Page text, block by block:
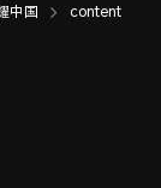
中国 content